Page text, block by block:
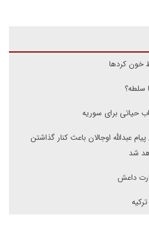
خون کردها
سلطه؟
حیاتی برای سوریه
عبدالله اوجالان باعث کنار گذاشتن
شد
داعش